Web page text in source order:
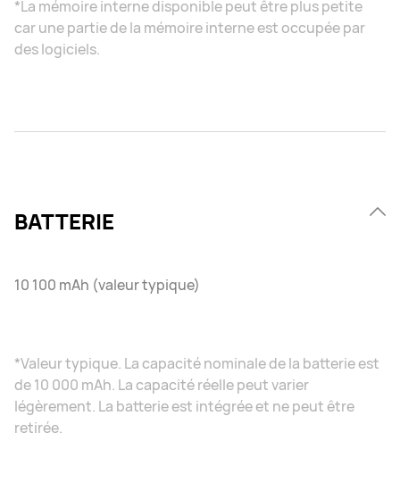
*La mémoire interne disponible peut être plus petite
car une partie de la mémoire interne est occupée par
des logiciels.
BATTERIE
10 100 mAh (valeur typique)
*Valeur typique. La capacité nominale de la batterie est
de 10 000 mAh. La capacité réelle peut varier
légèrement. La batterie est intégrée et ne peut être
retirée.